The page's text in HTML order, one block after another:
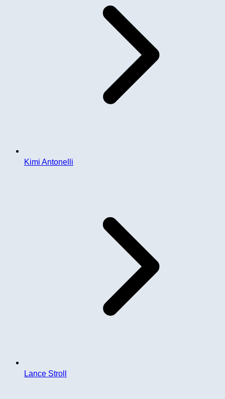
Kimi Antonelli
Lance Stroll